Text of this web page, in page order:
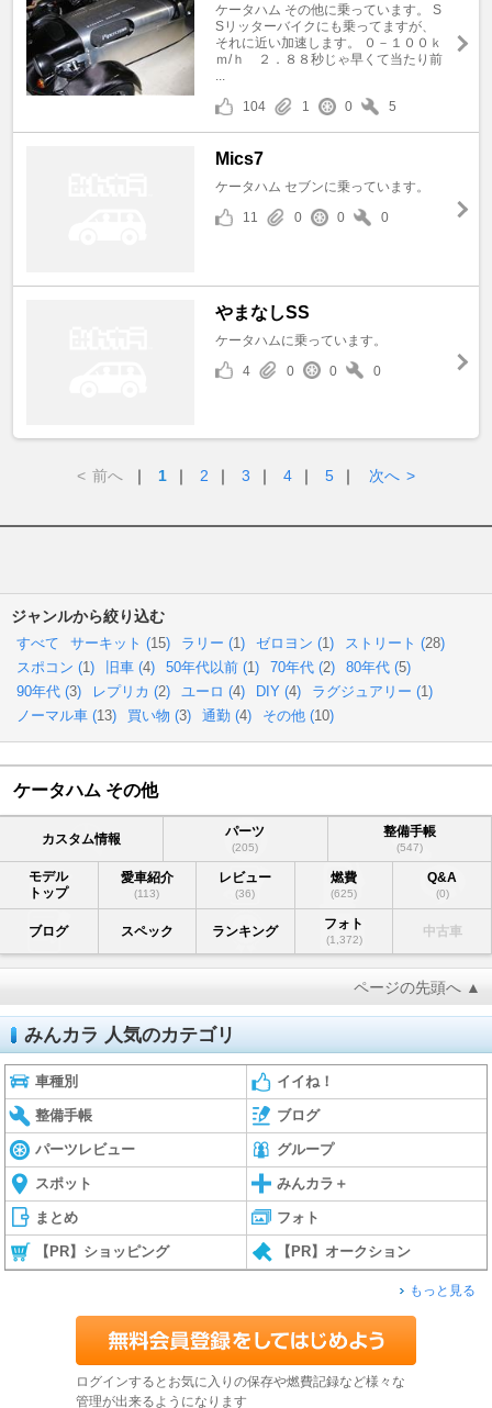
ケータハム その他に乗っています。 S
Sリッターバイクにも乗ってますが、
それに近い加速します。 ０－１００ｋ
ｍ/ｈ ２．８８秒じゃ早くて当たり前
...
104
1 0 5
Mics7
ケータハム セブンに乗っています。
11
0 0 0
やまなしSS
ケータハムに乗っています。
4
0 0 0
< 前へ ｜ 1 ｜ 2 ｜ 3 ｜ 4 ｜ 5 ｜ 次へ >
ジャンルから絞り込む
すべて サーキット (15) ラリー (1) ゼロヨン (1) ストリート (28)
スポコン (1) 旧車 (4) 50年代以前 (1) 70年代 (2) 80年代 (5)
90年代 (3) レプリカ (2) ユーロ (4) DIY (4) ラグジュアリー (1)
ノーマル車 (13) 買い物 (3) 通勤 (4) その他 (10)
ケータハム その他
カスタム情報 パーツ
(205)
整備手帳
(547)
モデル
トップ
愛車紹介
(113)
レビュー
(36)
燃費
(625)
Q&A
(0)
ブログ スペック ランキング フォト
(1,372)
中古車
ページの先頭へ ▲
みんカラ 人気のカテゴリ
車種別 イイね！
整備手帳 ブログ
パーツレビュー グループ
スポット みんカラ＋
まとめ フォト
【PR】ショッピング 【PR】オークション
もっと見る
ログインするとお気に入りの保存や燃費記録など様々な
管理が出来るようになります